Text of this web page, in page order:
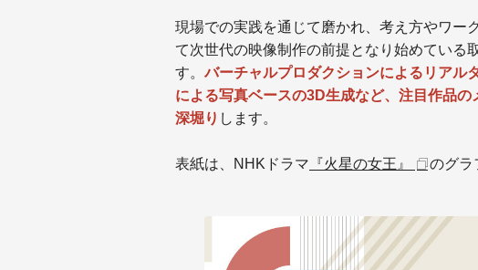
現場での実践を通じて磨かれ、考え方やワー
て次世代の映像制作の前提となり始めている
す。バーチャルプロダクションによるリア
による写真ベースの3D生成など、注目作品
深堀り します。
表紙は、NHKドラマ 『火星の女王』 のグラ